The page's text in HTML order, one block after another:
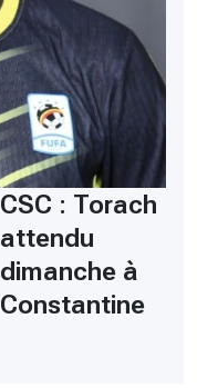
CSC : Torach
attendu
dimanche à
Constantine